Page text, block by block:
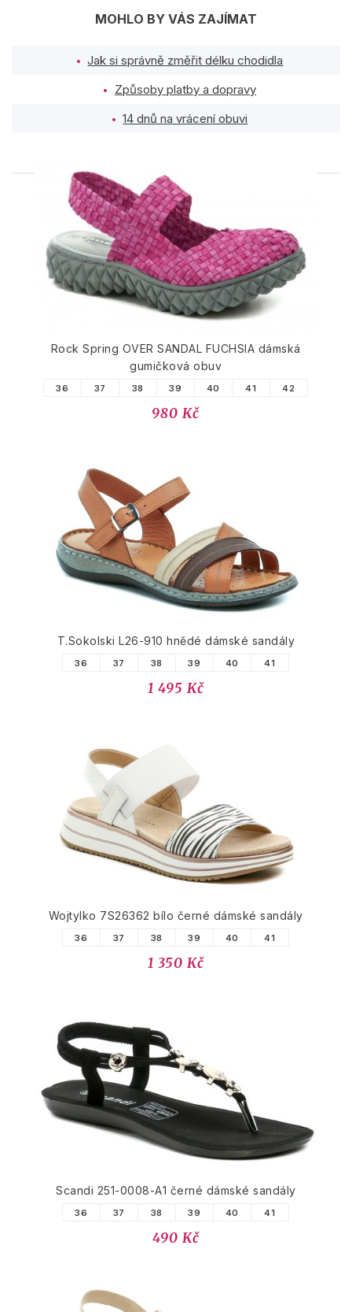
MOHLO BY VÁS ZAJÍMAT
Jak si správně změřit délku chodidla
Způsoby platby a dopravy
14 dnů na vrácení obuvi
PODOBNÉ PRODUKTY
Rock Spring OVER SANDAL FUCHSIA dámská
gumičková obuv
36 37 38 39 40 41 42
980 Kč
T.Sokolski L26-910 hnědé dámské sandály
36 37 38 39 40 41
1 495 Kč
Wojtylko 7S26362 bílo černé dámské sandály
36 37 38 39 40 41
1 350 Kč
Scandi 251-0008-A1 černé dámské sandály
36 37 38 39 40 41
490 Kč